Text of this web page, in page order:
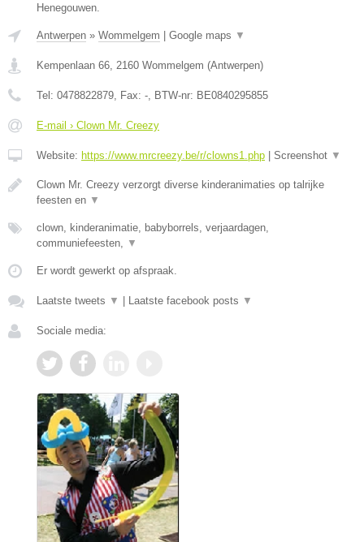
Henegouwen.
Antwerpen » Wommelgem Google maps ▼
Kempenlaan 66, 2160 Wommelgem (Antwerpen)
Tel: 0478822879, Fax: -, BTW-nr: BE0840295855
E-mail › Clown Mr. Creezy
Website: https://www.mrcreezy.be/r/clowns1.php Screenshot ▼
Clown Mr. Creezy verzorgt diverse kinderanimaties op talrijke
feesten en ▼
clown, kinderanimatie, babyborrels, verjaardagen,
communiefeesten, ▼
Er wordt gewerkt op afspraak.
Laatste tweets ▼ Laatste facebook posts ▼
Sociale media: